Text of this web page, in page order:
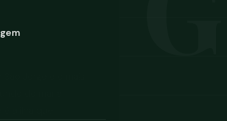
Jorge é o mais
do mar a
a ilha que